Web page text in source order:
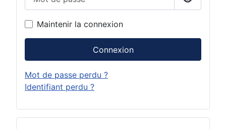
Afficher
Maintenir la connexion
Connexion
Mot de passe perdu ?
Identifiant perdu ?